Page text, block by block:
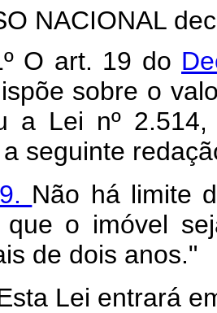
NACIONAL
O art. 19 do
sobre o
a Lei nº
seguinte
Não há limite
que o imóvel
de dois anos."
Lei entrará